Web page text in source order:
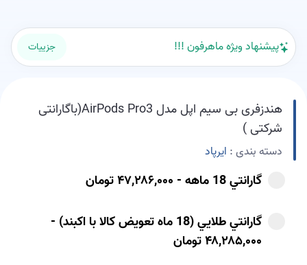
پیشنهاد ویژه ماهرفون !!! جزییات
هندزفری بی سیم اپل مدل AirPods Pro3(باگارانتی
شرکتی )
دسته بندی : ایرپاد
گارانتي 18 ماهه - ۴۷,۲۸۶,۰۰۰ تومان
گارانتي طلايي (18 ماه تعويض کالا با اکبند) -
۴۸,۲۸۵,۰۰۰ تومان